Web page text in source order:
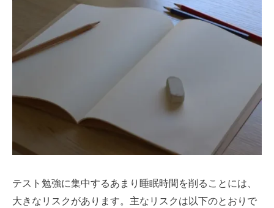
テスト勉強に集中するあまり睡眠時間を削ることには、
大きなリスクがあります。主なリスクは以下のとおりで